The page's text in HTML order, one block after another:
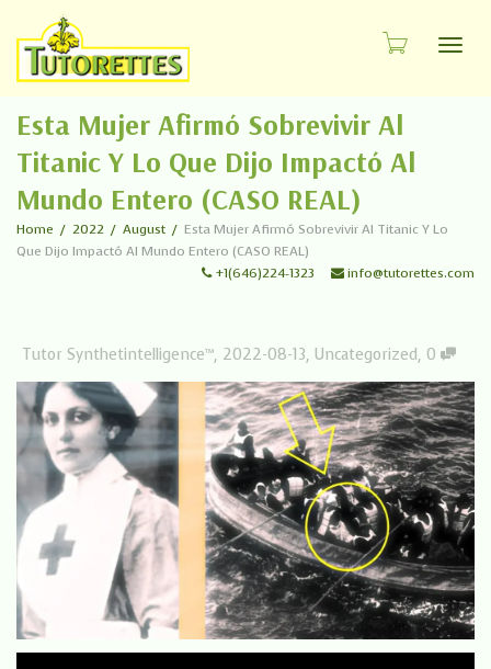
Esta Mujer Afirmó Sobrevivir Al
Titanic Y Lo Que Dijo Impactó Al
Mundo Entero (CASO REAL)
Home 2022 August
Esta Mujer Afirmó Sobrevivir Al Titanic Y Lo
Que Dijo Impactó Al Mundo Entero (CASO REAL)
+1(646)224-1323
info@tutorettes.com
Tutor Synthetintelligence™, 2022-08-13, Uncategorized, 0